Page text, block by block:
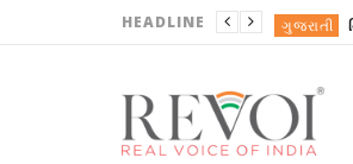
HEADLINE ગુજરાતી
ગુજરાત
ગુજરાત